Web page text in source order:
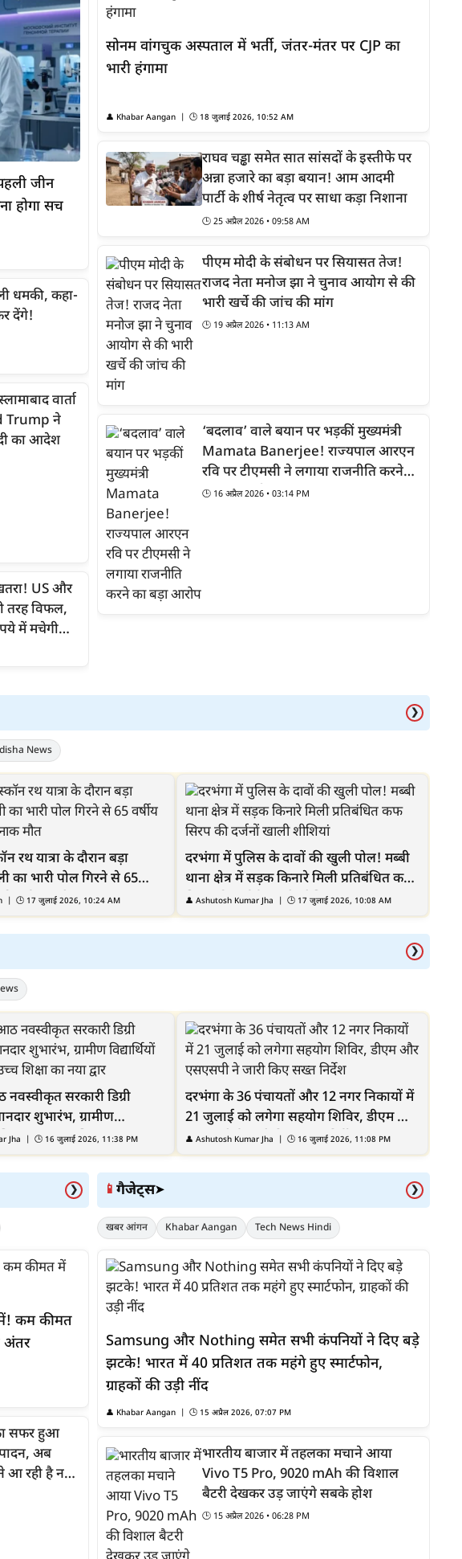
जीन
होगा सच
धमकी, कहा-
देंगे!
वार्ता
Trump ने
का आदेश
US और
तरह विफल,
में मचेगी
सोनम वांगचुक अस्पताल में भर्ती, जंतर-मंतर पर CJP का
भारी हंगामा
👤 Khabar Aangan | 🕒 18 जुलाई 2026, 10:52 AM
राघव चड्ढा समेत सात सांसदों के इस्तीफे पर
अन्ना हजारे का बड़ा बयान! आम आदमी
पार्टी के शीर्ष नेतृत्व पर साधा कड़ा निशाना
🕒25 अप्रैल 2026 • 09:58 AM
पीएम मोदी के संबोधन पर सियासत तेज!
राजद नेता मनोज झा ने चुनाव आयोग से की
भारी खर्चे की जांच की मांग
🕒 19 अप्रैल 2026 • 11:13 AM
‘बदलाव’ वाले बयान पर भड़कीं मुख्यमंत्री
Mamata Banerjee! राज्यपाल आरएन
रवि पर टीएमसी ने लगाया राजनीति करने
का बड़ा आरोप
🕒 16 अप्रैल 2026 • 03:14 PM
❯
News
रथ यात्रा के दौरान बड़ा
का भारी पोल गिरने से 65
दर्दनाक मौत
| 🕒 17 जुलाई 2026, 10:24 AM
दरभंगा में पुलिस के दावों की खुली पोल! मब्बी
थाना क्षेत्र में सड़क किनारे मिली प्रतिबंधित कफ
सिरप की दर्जनों खाली शीशियां
👤Ashutosh Kumar Jha | 🕒 17 जुलाई 2026, 10:08 AM
❯
सरकारी डिग्री
शुभारंभ, ग्रामीण
लिए खुला उच्च शिक्षा का नया
Jha | 🕒 16 जुलाई 2026, 11:38 PM
दरभंगा के 36 पंचायतों और 12 नगर निकायों में
21 जुलाई को लगेगा सहयोग शिविर, डीएम और
एसएसपी ने जारी किए सख्त निर्देश
👤Ashutosh Kumar Jha | 🕒 16 जुलाई 2026, 11:08 PM
❯
कम कीमत
अंतर
सफर हुआ
अब
आ रही है नई
📱गैजेट्स➤ ❯
खबर आंगन Khabar Aangan Tech News Hindi
Samsung और Nothing समेत सभी कंपनियों ने दिए बड़े
झटके! भारत में 40 प्रतिशत तक महंगे हुए स्मार्टफोन,
ग्राहकों की उड़ी नींद
👤 Khabar Aangan | 🕒 15 अप्रैल 2026, 07:07 PM
भारतीय बाजार में तहलका मचाने आया
Vivo T5 Pro, 9020 mAh की विशाल
बैटरी देखकर उड़ जाएंगे सबके होश
🕒 15 अप्रैल 2026 • 06:28 PM